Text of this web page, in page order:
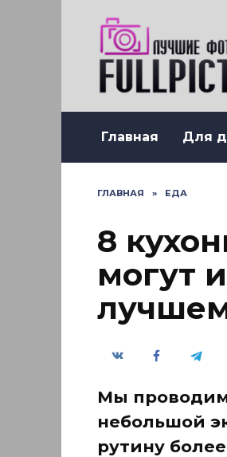
Главная Для
ГЛАВНАЯ » ЕДА
8
могут
Мы
небольшой
рутину